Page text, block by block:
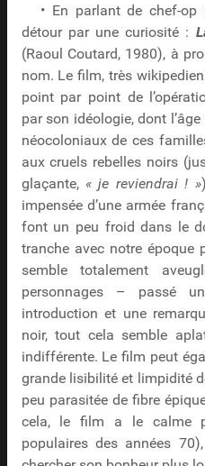
• En parlant de chef-
détour par une curiosité :
(Raoul Coutard, 1980), à
nom. Le film, très
point par point de
par son idéologie, dont
néocoloniaux de ces
aux cruels rebelles noirs
glaçante, « je reviendrai ! »
impensée d’une armée
font un peu froid dans le
tranche avec notre époque
semble totalement
personnages – passé
introduction et une
noir, tout cela semble
indifférente. Le film peut
grande lisibilité et limpidité
peu parasitée de fibre
cela, le film a le calme
populaires des années